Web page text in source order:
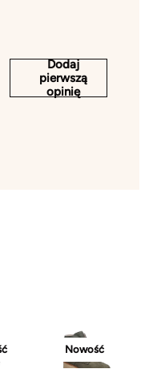
Dodaj
pierwszą
opinię
Nowość